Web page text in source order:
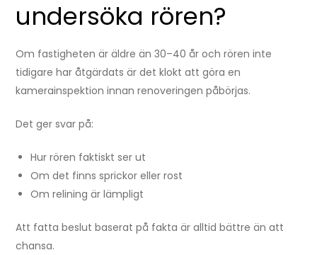
undersöka rören?
Om fastigheten är äldre än 30–40 år och rören inte
tidigare har åtgärdats är det klokt att göra en
kamerainspektion innan renoveringen påbörjas.
Det ger svar på:
Hur rören faktiskt ser ut
Om det finns sprickor eller rost
Om relining är lämpligt
Att fatta beslut baserat på fakta är alltid bättre än att
chansa.